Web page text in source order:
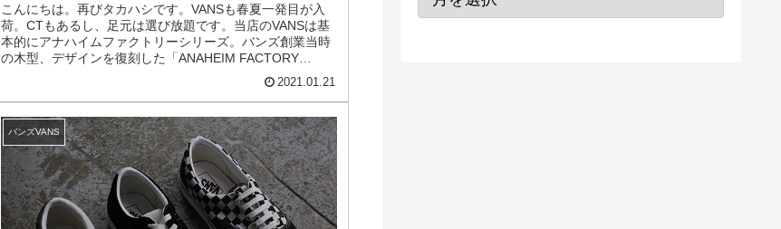
こんにちは。再びタカハシです。VANSも春夏一発目が入
荷。CTもあるし、足元は選び放題です。当店のVANSは基
本的にアナハイムファクトリーシリーズ。バンズ創業当時
の木型、デザインを復刻した「ANAHEIM FACTORY
2021.01.21
バンズVANS